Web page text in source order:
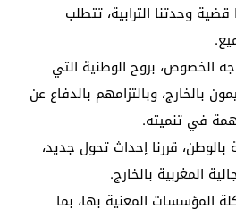
وحدتنا الترابية، تتطلب
الخصوص، بروح الوطنية التي
بالخارج، وبالتزامهم بالدفاع عن
في تنميته.
بالوطن، قررنا إحداث تحول جديد،
المغربية بالخارج.
المؤسسات المعنية بها، بما